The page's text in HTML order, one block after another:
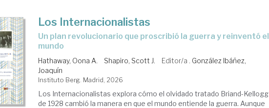
Los Internacionalistas
un plan revolucionario que proscribió la guerra y reinventó el
mundo
Hathaway, Oona A. Shapiro, Scott J. Editor/a . González Ibáñez,
Joaquín
Instituto Berg. Madrid, 2026
Los Internacionalistas explora cómo el olvidado tratado Briand-Kellogg
de 1928 cambió la manera en que el mundo entiende la guerra. Aunque